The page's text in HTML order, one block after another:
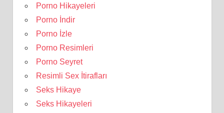
Porno Hikayeleri
Porno İndir
Porno İzle
Porno Resimleri
Porno Seyret
Resimli Sex İtirafları
Seks Hikaye
Seks Hikayeleri